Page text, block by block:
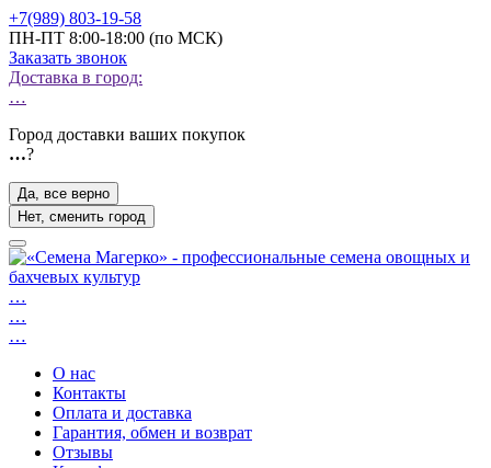
+7(989) 803-19-58
ПН-ПТ 8:00-18:00 (по МСК)
Заказать звонок
Доставка в город:
…
Город доставки ваших покупок
…?
Да, все верно
Нет, сменить город
…
…
…
О нас
Контакты
Оплата и доставка
Гарантия, обмен и возврат
Отзывы